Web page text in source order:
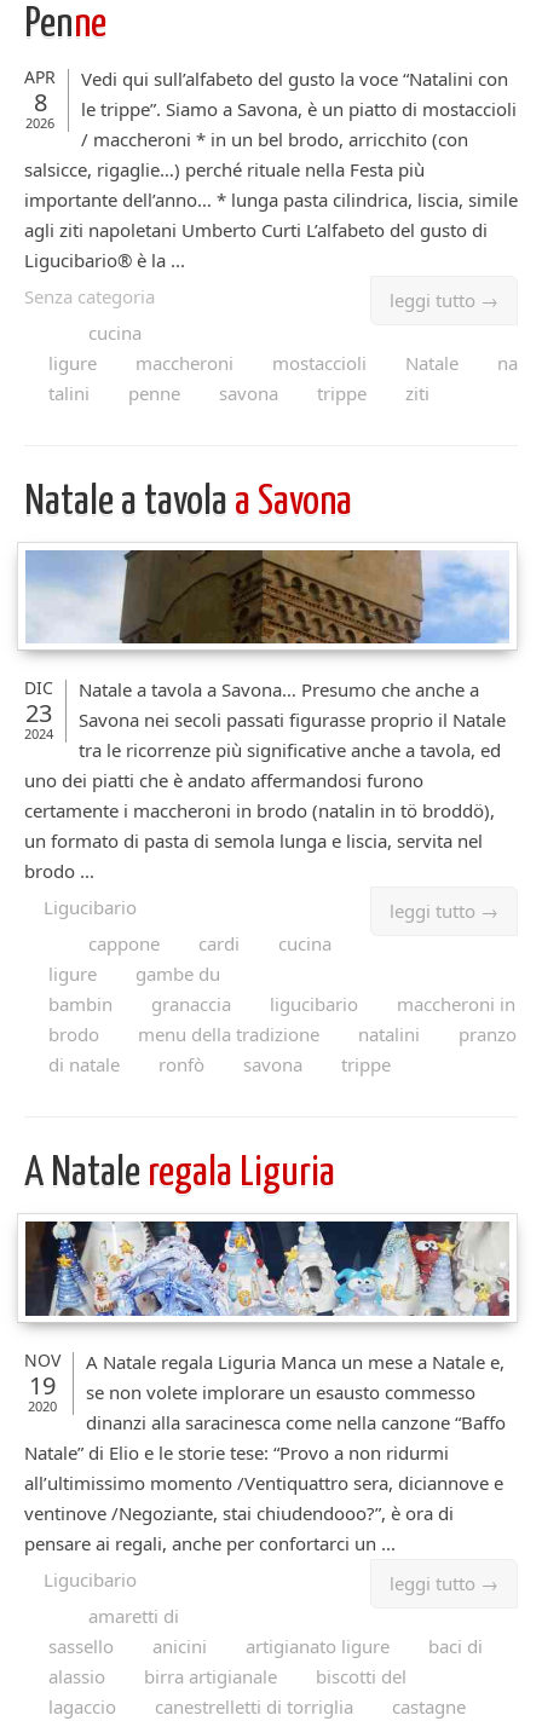
Penne
APR
8
2026
Vedi qui sull’alfabeto del gusto la voce “Natalini con
le trippe”. Siamo a Savona, è un piatto di mostaccioli
/ maccheroni * in un bel brodo, arricchito (con
salsicce, rigaglie…) perché rituale nella Festa più
importante dell’anno… * lunga pasta cilindrica, liscia, simile
agli ziti napoletani Umberto Curti L’alfabeto del gusto di
Ligucibario® è la ...
leggi tutto →
Senza categoria
cucina
ligure
maccheroni mostaccioli Natale
na
talini
penne savona trippe ziti
Natale a tavola a Savona
DIC
23
2024
Natale a tavola a Savona… Presumo che anche a
Savona nei secoli passati figurasse proprio il Natale
tra le ricorrenze più significative anche a tavola, ed
uno dei piatti che è andato affermandosi furono
certamente i maccheroni in brodo (natalin in tö broddö),
un formato di pasta di semola lunga e liscia, servita nel
brodo ...
leggi tutto →
Ligucibario
cappone
cardi
cucina
ligure
gambe du
bambin
granaccia ligucibario
maccheroni in
brodo
menu della tradizione natalini
pranzo
di natale
ronfò savona trippe
A Natale regala Liguria
NOV
19
2020
A Natale regala Liguria Manca un mese a Natale e,
se non volete implorare un esausto commesso
dinanzi alla saracinesca come nella canzone “Baffo
Natale” di Elio e le storie tese: “Provo a non ridurmi
all’ultimissimo momento /Ventiquattro sera, diciannove e
ventinove /Negoziante, stai chiudendooo?”, è ora di
pensare ai regali, anche per confortarci un ...
leggi tutto →
Ligucibario
amaretti di
sassello
anicini artigianato ligure
baci di
alassio
birra artigianale
biscotti del
lagaccio
canestrelletti di torriglia castagne